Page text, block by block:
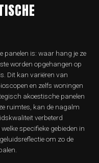
panelen is: waar hang je ze
worden opgehangen op
Dit kan variëren van
en zelfs woningen
akoestische panelen
ruimtes, kan de nagalm
verbeterd
specifieke gebieden in
om zo de